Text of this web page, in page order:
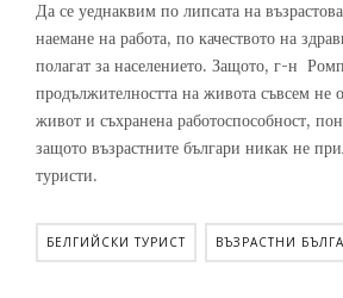
Да се уеднаквим по липсата на
наемане на работа, по качеството на
полагат за населението. Защото, г-н
продължителността на живота съвсем не
живот и съхранена работоспособност,
защото възрастните българи никак не
туристи.
БЕЛГИЙСКИ ТУРИСТ ВЪЗРАСТНИ